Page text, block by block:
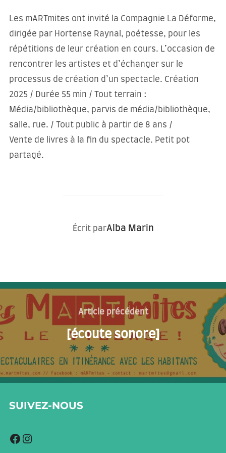
Les mARTmites ont invité la Compagnie La Déforme,
dirigée par Hortense Raynal, poétesse, pour les
répétitions de leur création en cours. L’occasion de
rencontrer les artistes et d’échanger sur le
processus de création d’un spectacle. Création
2025 / Durée 55 min / Tout terrain :
Média/bibliothèque, parvis de média/bibliothèque,
salle, rue. / Tout public à partir de 8 ans /
Vente de livres à la fin du spectacle. Petit pot
partagé.
AUTEUR DE LA PUBLICATION
Écrit parAlba Marin
Navigation
de
l’article
Article
précédent
Article précédent
[écoute sonore]
SUIVEZ-NOUS
Facebook
Instagram